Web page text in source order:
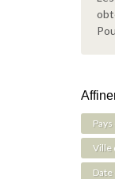
Ville